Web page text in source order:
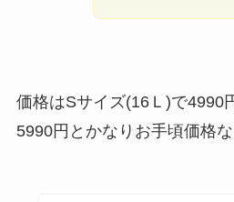
価格はSサイズ(16Ｌ)で4990
5990円とかなりお手頃価格な